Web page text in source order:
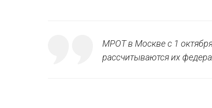
МРОТ в Москве с 1
рассчитываются их